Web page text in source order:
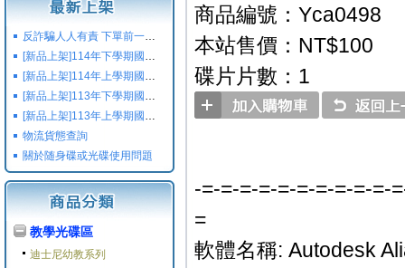
反詐騙人人有責 下單前一定要注意
[新品上架]114年下學期國小國中高中命題光碟,校用卷,習作
[新品上架]114年上學期國小國中高中命題光碟,校用卷,習作
[新品上架]113年下學期國小國中高中命題光碟,校用卷,習作
[新品上架]113年上學期國小國中高中命題光碟,校用卷,習作
物流貨態查詢
關於随身碟或光碟使用問題
教學光碟區
迪士尼幼教系列
商品編號：Yca0498
本站售價：NT$100
碟片片數：1
-=-=-=-=-=-=-=-=-=-=-
=
軟體名稱: Autodesk